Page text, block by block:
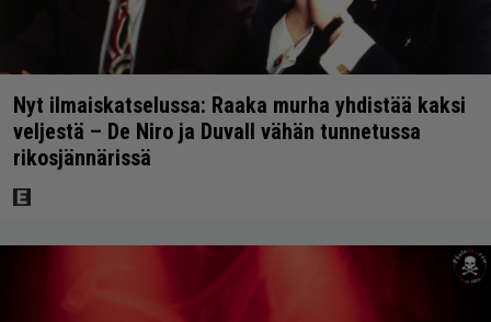
Nyt ilmaiskatselussa: Raaka murha yhdistää kaksi
veljestä – De Niro ja Duvall vähän tunnetussa
rikosjännärissä